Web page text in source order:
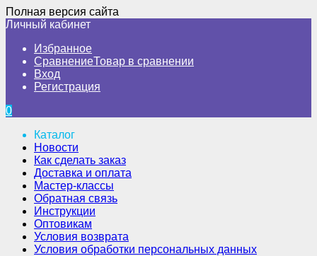
Полная версия сайта
Личный кабинет
Избранное
СравнениеТовар в сравнении
Вход
Регистрация
0
Каталог
Новости
Как сделать заказ
Доставка и оплата
Мастер-классы
Обратная связь
Инструкции
Оптовикам
Условия возврата
Условия обработки персональных данных